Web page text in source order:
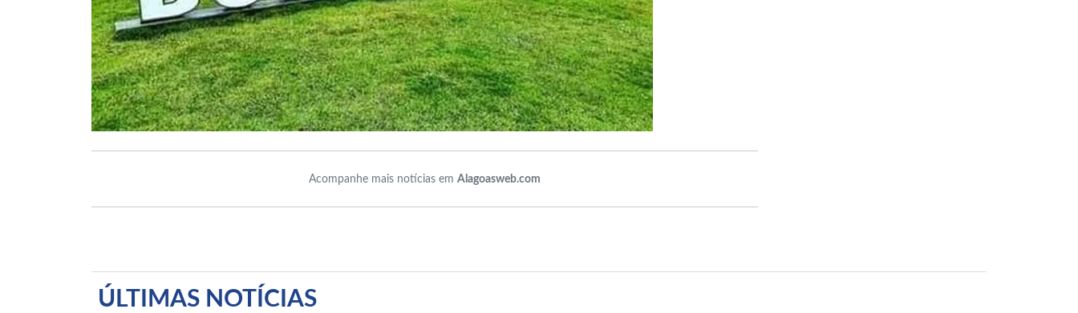
Acompanhe mais notícias em Alagoasweb.com
ÚLTIMAS NOTÍCIAS